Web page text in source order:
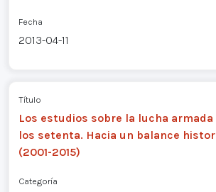
Fecha
2013-04-11
Título
Los estudios sobre la lucha armada
los setenta. Hacia un balance
(2001-2015)
Categoría